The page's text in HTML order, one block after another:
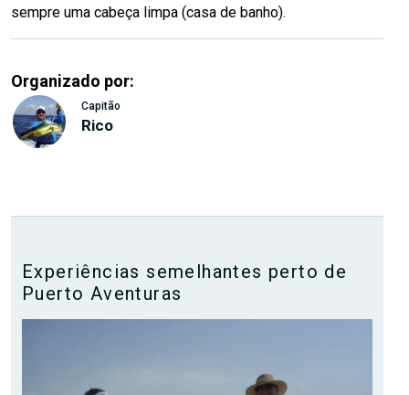
sempre uma cabeça limpa (casa de banho).
Organizado por:
Capitão
Rico
Experiências semelhantes perto de
Puerto Aventuras